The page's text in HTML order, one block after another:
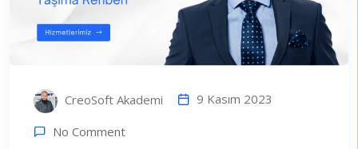
CreoSoft Akademi 9 Kasım 2023
No Comment